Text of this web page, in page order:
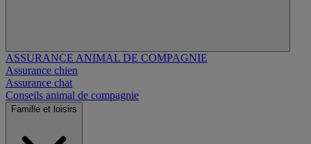
ASSURANCE ANIMAL DE COMPAGNIE
Assurance chien
Assurance chat
Conseils animal de compagnie
Famille et loisirs